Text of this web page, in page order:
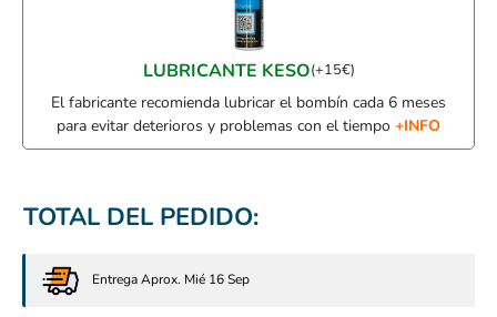
LUBRICANTE KESO(+15€)
El fabricante recomienda lubricar el bombín cada 6 meses
para evitar deterioros y problemas con el tiempo +INFO
TOTAL DEL PEDIDO:
Entrega Aprox. Mié 16 Sep